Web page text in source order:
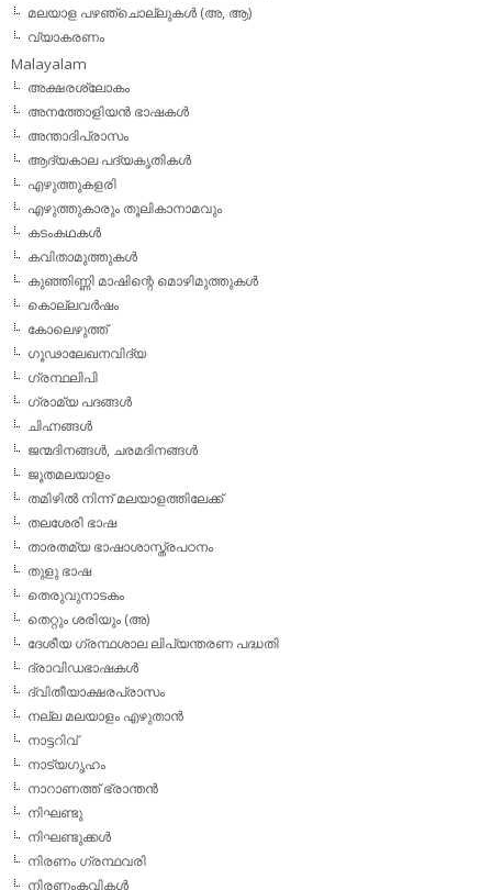
മലയാള പഴഞ്ചൊല്ലുകൾ (അ, ആ)
വ്യാകരണം
Malayalam
അക്ഷരശ്ലോകം
അനത്തോളിയന്‍ ഭാഷകള്‍
അന്താദിപ്രാസം
ആദ്യകാല പദ്യകൃതികള്‍
എഴുത്തുകളരി
എഴുത്തുകാരും തൂലികാനാമവും
കടംകഥകള്‍
കവിതാമുത്തുകള്‍
കുഞ്ഞിണ്ണി മാഷിന്റെ മൊഴിമുത്തുകള്‍
കൊല്ലവര്‍ഷം
കോലെഴുത്ത്
ഗൂഢാലേഖനവിദ്യ
ഗ്രന്ഥലിപി
ഗ്രാമ്യ പദങ്ങള്‍
ചിഹ്നങ്ങള്‍
ജന്മദിനങ്ങള്‍, ചരമദിനങ്ങള്‍
ജൂതമലയാളം
തമിഴില്‍ നിന്ന് മലയാളത്തിലേക്ക്
തലശേരി ഭാഷ
താരതമ്യ ഭാഷാശാസ്ത്രപഠനം
തുളു ഭാഷ
തെരുവുനാടകം
തെറ്റും ശരിയും (അ)
ദേശീയ ഗ്രന്ഥശാല ലിപ്യന്തരണ പദ്ധതി
ദ്രാവിഡഭാഷകള്‍
ദ്വിതീയാക്ഷരപ്രാസം
നല്ല മലയാളം എഴുതാന്‍
നാട്ടറിവ്
നാട്യഗൃഹം
നാറാണത്ത് ഭ്രാന്തന്‍
നിഘണ്ടു
നിഘണ്ടുക്കള്‍
നിരണം ഗ്രന്ഥവരി
നിരണംകവികള്‍